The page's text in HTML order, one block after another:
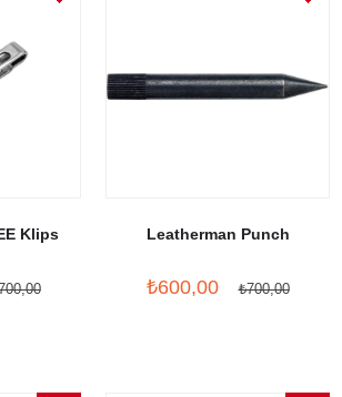
Klips Leatherman Punch
₺600,00 ₺700,00